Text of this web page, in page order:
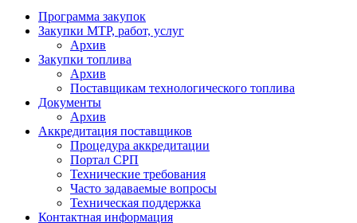
Программа закупок
Закупки МТР, работ, услуг
Архив
Закупки топлива
Архив
Поставщикам технологического топлива
Документы
Архив
Аккредитация поставщиков
Процедура аккредитации
Портал СРП
Технические требования
Часто задаваемые вопросы
Техническая поддержка
Контактная информация